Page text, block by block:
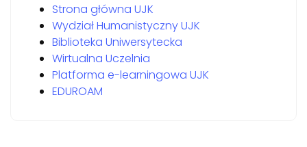
Strona główna UJK
Wydział Humanistyczny UJK
Biblioteka Uniwersytecka
Wirtualna Uczelnia
Platforma e-learningowa UJK
EDUROAM